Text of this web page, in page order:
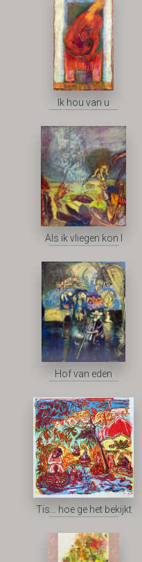
Ik hou van u
Als ik vliegen kon I
Hof van eden
Tis... hoe ge het bekijkt